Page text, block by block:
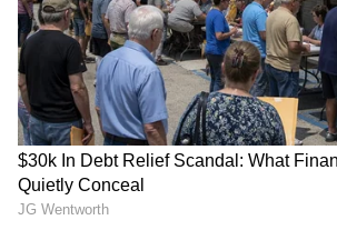
Image Credit :Pixabay
ಈ ಗ್ರಹವನ್ನು ಎಲ್ಲಿ ಮತ್ತು ಹೇಗೆ
ಬಾಹ್ಯಕಾಶದ ವರದಿ ಮಾಡುವ